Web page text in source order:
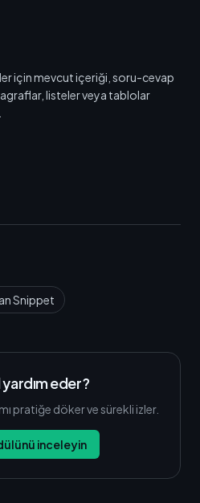
için mevcut içeriği, soru-cevap
listeler veya tablolar
Snippet
eder?
pratiğe döker ve sürekli izler.
inceleyin